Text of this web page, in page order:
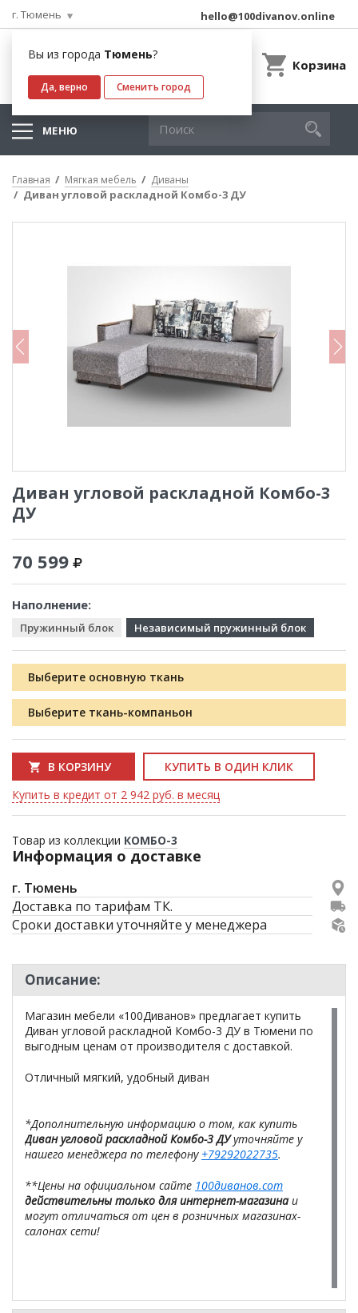
г. Тюмень
Вы из города Тюмень?
Да, верно Сменить город
hello@100divanov.online
Корзина
МЕНЮ
Главная Мягкая мебель Диваны
Диван угловой раскладной Комбо-3 ДУ
Диван угловой раскладной Комбо-3
ДУ
70 599
Наполнение:
Пружинный блок Независимый пружинный блок
Выберите основную ткань
Выберите ткань-компаньон
В КОРЗИНУ
КУПИТЬ В ОДИН КЛИК
Купить в кредит от 2 942 руб. в месяц
Товар из коллекции КОМБО-3
Информация о доставке
г. Тюмень
Доставка по тарифам ТК.
Сроки доставки уточняйте у менеджера
Описание:
Магазин мебели «100Диванов» предлагает купить
Диван угловой раскладной Комбо-3 ДУ в Тюмени по
выгодным ценам от производителя с доставкой.
Отличный мягкий, удобный диван
*Дополнительную информацию о том, как купить
Диван угловой раскладной Комбо-3 ДУуточняйте у
нашего менеджера по телефону +79292022735.
**Цены на официальном сайте 100диванов.com
действительны только для интернет-магазинаи
могут отличаться от цен в розничных магазинах-
салонах сети!